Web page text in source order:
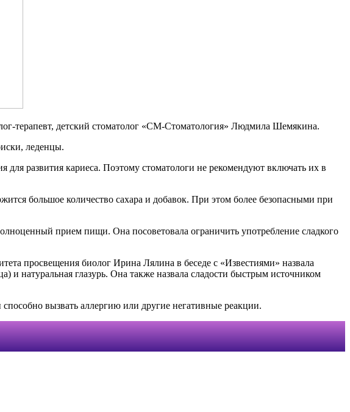
терапевт, детский стоматолог «СМ-Стоматология» Людмила Шемякина.
леденцы.
для развития кариеса. Поэтому стоматологи не рекомендуют включать их в
большое количество сахара и добавок. При этом более безопасными при
прием пищи. Она посоветовала ограничить употребление сладкого
просвещения биолог Ирина Лялина в беседе с «Известиями» назвала
натуральная глазурь. Она также назвала сладости быстрым источником
вызвать аллергию или другие негативные реакции.